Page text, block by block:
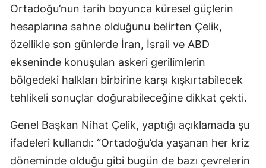
Ortadoğu’nun tarih boyunca küresel güçlerin
hesaplarına sahne olduğunu belirten Çelik,
özellikle son günlerde İran, İsrail ve ABD
ekseninde konuşulan askeri gerilimlerin
bölgedeki halkları birbirine karşı kışkırtabilecek
tehlikeli sonuçlar doğurabileceğine dikkat çekti.
Genel Başkan Nihat Çelik, yaptığı açıklamada şu
ifadeleri kullandı: “Ortadoğu’da yaşanan her kriz
döneminde olduğu gibi bugün de bazı çevrelerin